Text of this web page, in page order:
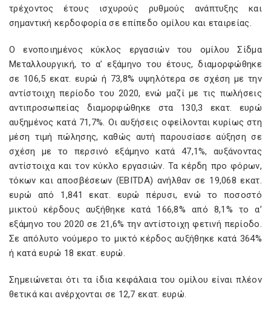
τρέχοντος έτους ισχυρούς ρυθμούς ανάπτυξης και
σημαντική κερδοφορία σε επίπεδο ομίλου και εταιρείας.
Ο ενοποιημένος κύκλος εργασιών του ομίλου Σίδμα
Μεταλλουργική, το α’ εξάμηνο του έτους, διαμορφώθηκε
σε 106,5 εκατ. ευρώ ή 73,8% υψηλότερα σε σχέση με την
αντίστοιχη περίοδο του 2020, ενώ μαζί με τις πωλήσεις
αντιπροσωπείας διαμορφώθηκε στα 130,3 εκατ. ευρώ
αυξημένος κατά 71,7%. Οι αυξήσεις οφείλονται κυρίως στη
μέση τιμή πώλησης, καθώς αυτή παρουσίασε αύξηση σε
σχέση με το περσινό εξάμηνο κατά 47,1%, αυξάνοντας
αντίστοιχα και τον κύκλο εργασιών. Τα κέρδη προ φόρων,
τόκων και αποσβέσεων (EBITDA) ανήλθαν σε 19,068 εκατ.
ευρώ από 1,841 εκατ. ευρώ πέρυσι, ενώ το ποσοστό
μικτού κέρδους αυξήθηκε κατά 166,8% από 8,1% το α’
εξάμηνο του 2020 σε 21,6% την αντίστοιχη φετινή περίοδο.
Σε απόλυτο νούμερο το μικτό κέρδος αυξήθηκε κατά 364%
ή κατά ευρώ 18 εκατ. ευρώ.
Σημειώνεται ότι τα ίδια κεφάλαια του ομίλου είναι πλέον
θετικά και ανέρχονται σε 12,7 εκατ. ευρώ.